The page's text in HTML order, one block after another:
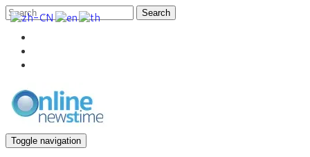
Search
Toggle navigation